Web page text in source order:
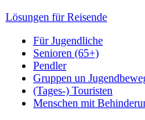
Lösungen für Reisende
Für Jugendliche
Senioren (65+)
Pendler
Gruppen un
(Tages-) Touristen
Menschen mit